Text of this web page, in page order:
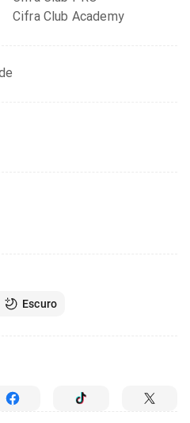
Cifra Club Academy
Escuro